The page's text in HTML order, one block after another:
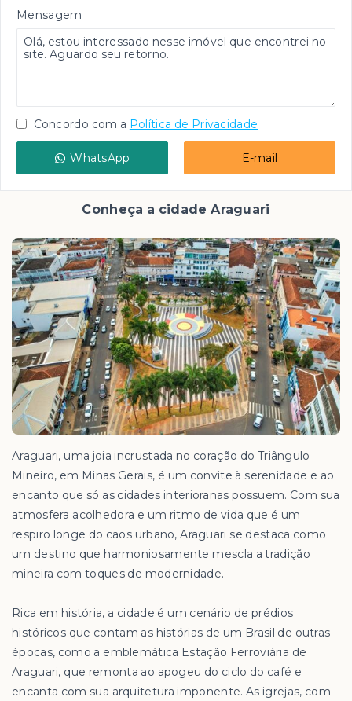
Mensagem
Concordo com a Política de Privacidade
WhatsApp E-mail
Conheça a cidade Araguari
Araguari, uma joia incrustada no coração do Triângulo
Mineiro, em Minas Gerais, é um convite à serenidade e ao
encanto que só as cidades interioranas possuem. Com sua
atmosfera acolhedora e um ritmo de vida que é um
respiro longe do caos urbano, Araguari se destaca como
um destino que harmoniosamente mescla a tradição
mineira com toques de modernidade.
Rica em história, a cidade é um cenário de prédios
históricos que contam as histórias de um Brasil de outras
épocas, como a emblemática Estação Ferroviária de
Araguari, que remonta ao apogeu do ciclo do café e
encanta com sua arquitetura imponente. As igrejas, com